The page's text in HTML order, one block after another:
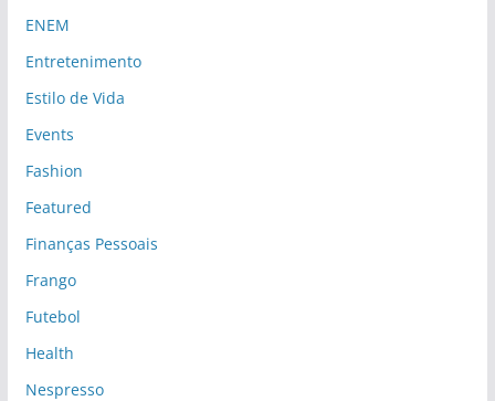
ENEM
Entretenimento
Estilo de Vida
Events
Fashion
Featured
Finanças Pessoais
Frango
Futebol
Health
Nespresso